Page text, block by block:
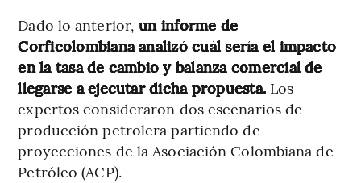
Dado lo anterior,un informe de
Corficolombiana analizó cuál sería el impacto
en la tasa de cambio y balanza comercial de
llegarse a ejecutar dicha propuesta. Los
expertos consideraron dos escenarios de
producción petrolera partiendo de
proyecciones de la Asociación Colombiana de
Petróleo (ACP).